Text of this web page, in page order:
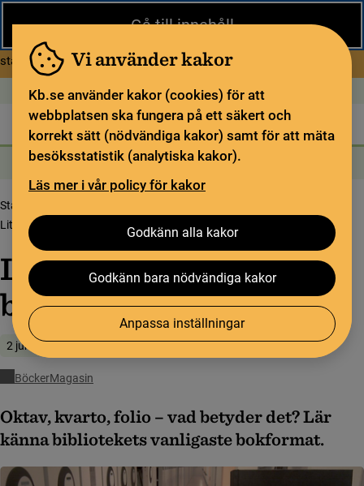
Gå till innehåll
Under sommaren har KB begränsad service och särskilda
öppettider. Vissa veckor är en del funktioner och samlingar
stängda.Läs mer om Begränsad service i sommar
Vi använder kakor
Kb.se använder kakor (cookies) för att
webbplatsen ska fungera på ett säkert och
korrekt sätt (nödvändiga kakor) samt för att mäta
besöksstatistik (analytiska kakor).
Läs mer i vår policy för kakor
Godkänn alla kakor
Godkänn bara nödvändiga kakor
Anpassa inställningar
Öppet idag: 9–18In English
Biblioteket För bibliotekssektorn Pliktleverans och ISBN
Sök Sök
Söktjänster
Startsida
Liten, större, störst i bokhyllan
Liten, större, störst i
bokhyllan
2 juni 2021
BöckerMagasin
Oktav, kvarto, folio – vad betyder det? Lär
känna bibliotekets vanligaste bokformat.